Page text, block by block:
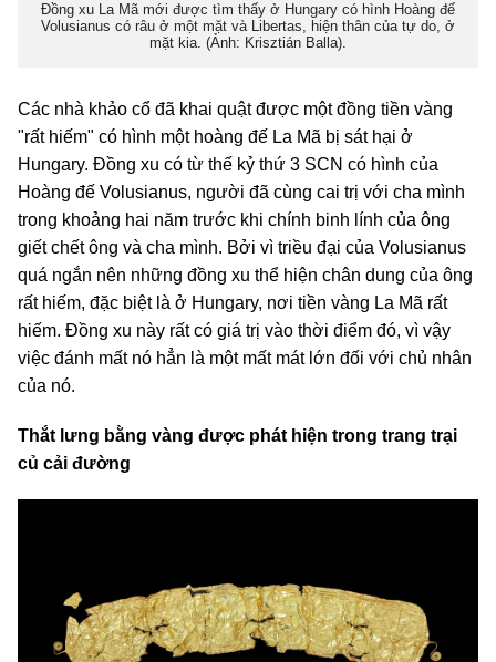
Đồng xu La Mã mới được tìm thấy ở Hungary có hình Hoàng đế
Volusianus có râu ở một mặt và Libertas, hiện thân của tự do, ở
mặt kia. (Ảnh: Krisztián Balla).
Các nhà khảo cổ đã khai quật được một đồng tiền vàng
"rất hiếm" có hình một hoàng đế La Mã bị sát hại ở
Hungary. Đồng xu có từ thế kỷ thứ 3 SCN có hình của
Hoàng đế Volusianus, người đã cùng cai trị với cha mình
trong khoảng hai năm trước khi chính binh lính của ông
giết chết ông và cha mình. Bởi vì triều đại của Volusianus
quá ngắn nên những đồng xu thể hiện chân dung của ông
rất hiếm, đặc biệt là ở Hungary, nơi tiền vàng La Mã rất
hiếm. Đồng xu này rất có giá trị vào thời điểm đó, vì vậy
việc đánh mất nó hẳn là một mất mát lớn đối với chủ nhân
của nó.
Thắt lưng bằng vàng được phát hiện trong trang trại
củ cải đường